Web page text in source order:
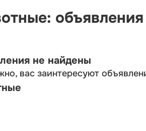
не найдены
вас заинтересуют